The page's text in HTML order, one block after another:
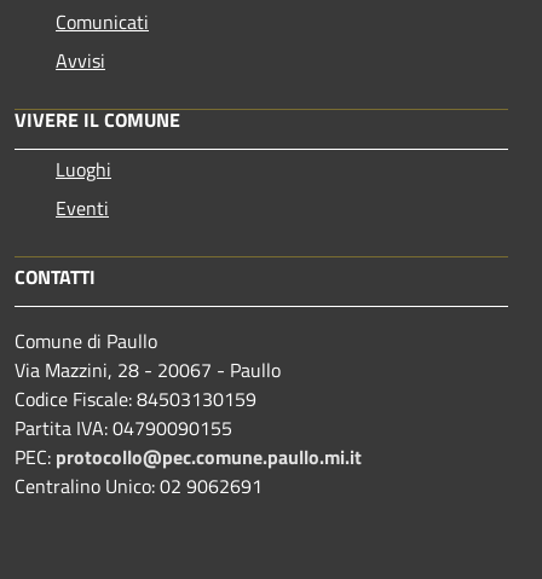
Comunicati
Avvisi
VIVERE IL COMUNE
Luoghi
Eventi
CONTATTI
Comune di Paullo
Via Mazzini, 28 - 20067 - Paullo
Codice Fiscale: 84503130159
Partita IVA: 04790090155
PEC: protocollo@pec.comune.paullo.mi.it
Centralino Unico: 02 9062691